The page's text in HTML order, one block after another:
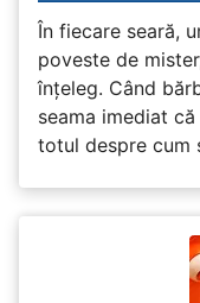
În fiecare seară,
poveste de
înțeleg. Când
seama imediat
totul despre cum